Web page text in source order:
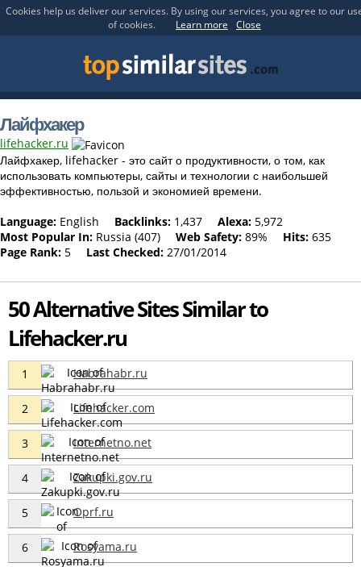
Cookies help us deliver our services. By using our services, you agree to our
of cookies.
Learn more Close
Лайфхакер
lifehacker.ru
Лайфхакер, lifehacker - это сайт о продуктивности, о том, как
использовать компьютеры, сайты и технологии с наибольшей
эффективностью, пользой и экономией времени.
Language: English Backlinks: 1,437 Alexa: 5,972
Most Popular In: Russia (407) Web Safety: 89% Hits: 635
Page Rank: 5 Last Checked: 27/01/2014
50 Alternative Sites Similar to
Lifehacker.ru
1 Habrahabr.ru
2 Lifehacker.com
3 Internetno.net
4 Zakupki.gov.ru
5 Oprf.ru
6 Rosyama.ru